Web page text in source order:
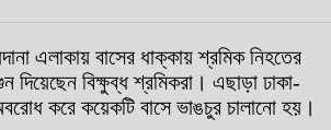
এলাকায় বাসের ধাক্কায় শ্রমিক নিহতের
দিয়েছেন বিক্ষুব্ধ শ্রমিকরা। এছাড়া ঢাকা-
করে কয়েকটি বাসে ভাঙচুর চালানো হয়।